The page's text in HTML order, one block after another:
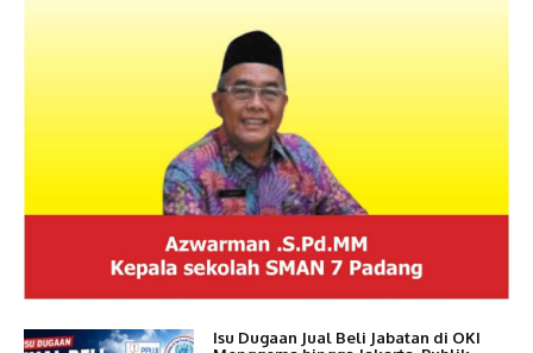
Isu Dugaan Jual Beli Jabatan di OKI